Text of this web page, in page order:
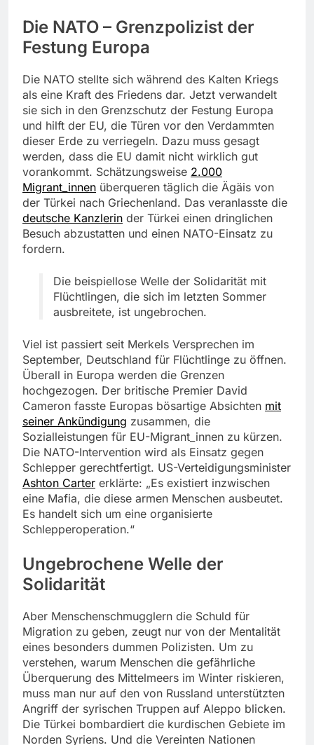
Die NATO – Grenzpolizist der
Festung Europa
Die NATO stellte sich während des Kalten Kriegs
als eine Kraft des Friedens dar. Jetzt verwandelt
sie sich in den Grenzschutz der Festung Europa
und hilft der EU, die Türen vor den Verdammten
dieser Erde zu verriegeln. Dazu muss gesagt
werden, dass die EU damit nicht wirklich gut
vorankommt. Schätzungsweise 2.000
Migrant_innen überqueren täglich die Ägäis von
der Türkei nach Griechenland. Das veranlasste die
deutsche Kanzlerin der Türkei einen dringlichen
Besuch abzustatten und einen NATO-Einsatz zu
fordern.
Die beispiellose Welle der Solidarität mit
Flüchtlingen, die sich im letzten Sommer
ausbreitete, ist ungebrochen.
Viel ist passiert seit Merkels Versprechen im
September, Deutschland für Flüchtlinge zu öffnen.
Überall in Europa werden die Grenzen
hochgezogen. Der britische Premier David
Cameron fasste Europas bösartige Absichten mit
seiner Ankündigung zusammen, die
Sozialleistungen für EU-Migrant_innen zu kürzen.
Die NATO-Intervention wird als Einsatz gegen
Schlepper gerechtfertigt. US-Verteidigungsminister
Ashton Carter erklärte: „Es existiert inzwischen
eine Mafia, die diese armen Menschen ausbeutet.
Es handelt sich um eine organisierte
Schlepperoperation.“
Ungebrochene Welle der
Solidarität
Aber Menschenschmugglern die Schuld für
Migration zu geben, zeugt nur von der Mentalität
eines besonders dummen Polizisten. Um zu
verstehen, warum Menschen die gefährliche
Überquerung des Mittelmeers im Winter riskieren,
muss man nur auf den von Russland unterstützten
Angriff der syrischen Truppen auf Aleppo blicken.
Die Türkei bombardiert die kurdischen Gebiete im
Norden Syriens. Und die Vereinten Nationen